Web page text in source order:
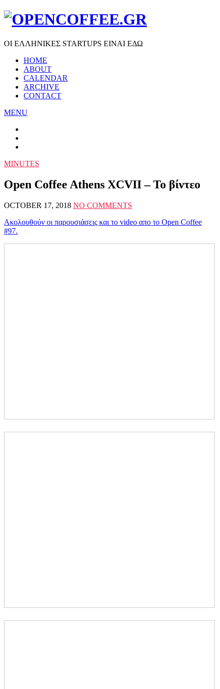
ΟΙ ΕΛΛΗΝΙΚΕΣ STARTUPS ΕΙΝΑΙ ΕΔΩ
HOME
ABOUT
CALENDAR
ARCHIVE
CONTACT
MENU
MINUTES
Open Coffee Athens XCVII – Το βίντεο
OCTOBER 17, 2018 NO COMMENTS
Ακολουθούν οι παρουσιάσεις και το video απο το Open Coffee
#97.